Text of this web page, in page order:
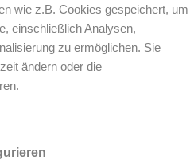
wie z.B. Cookies gespeichert, um
einschließlich Analysen,
zu ermöglichen. Sie
ändern oder die